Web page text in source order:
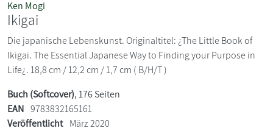
Ken Mogi
Ikigai
Die japanische Lebenskunst. Originaltitel: ¿The Little Book of
Ikigai. The Essential Japanese Way to Finding your Purpose in
Life¿. 18,8 cm / 12,2 cm / 1,7 cm ( B/H/T )
Buch (Softcover), 176 Seiten
EAN 9783832165161
Veröffentlicht März 2020